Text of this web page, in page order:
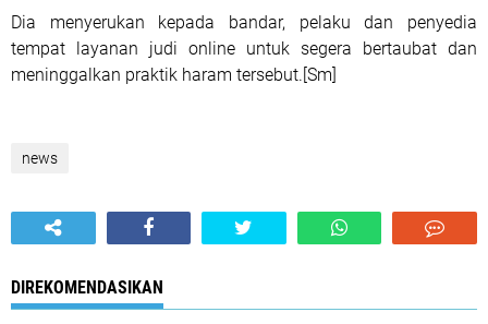
Dia menyerukan kepada bandar, pelaku dan penyedia
tempat layanan judi online untuk segera bertaubat dan
meninggalkan praktik haram tersebut.[Sm]
news
DIREKOMENDASIKAN